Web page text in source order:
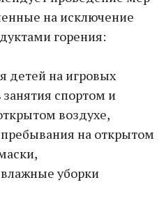
на исключение
горения:
детей на игровых
спортом и
воздухе,
на открытом
уборки